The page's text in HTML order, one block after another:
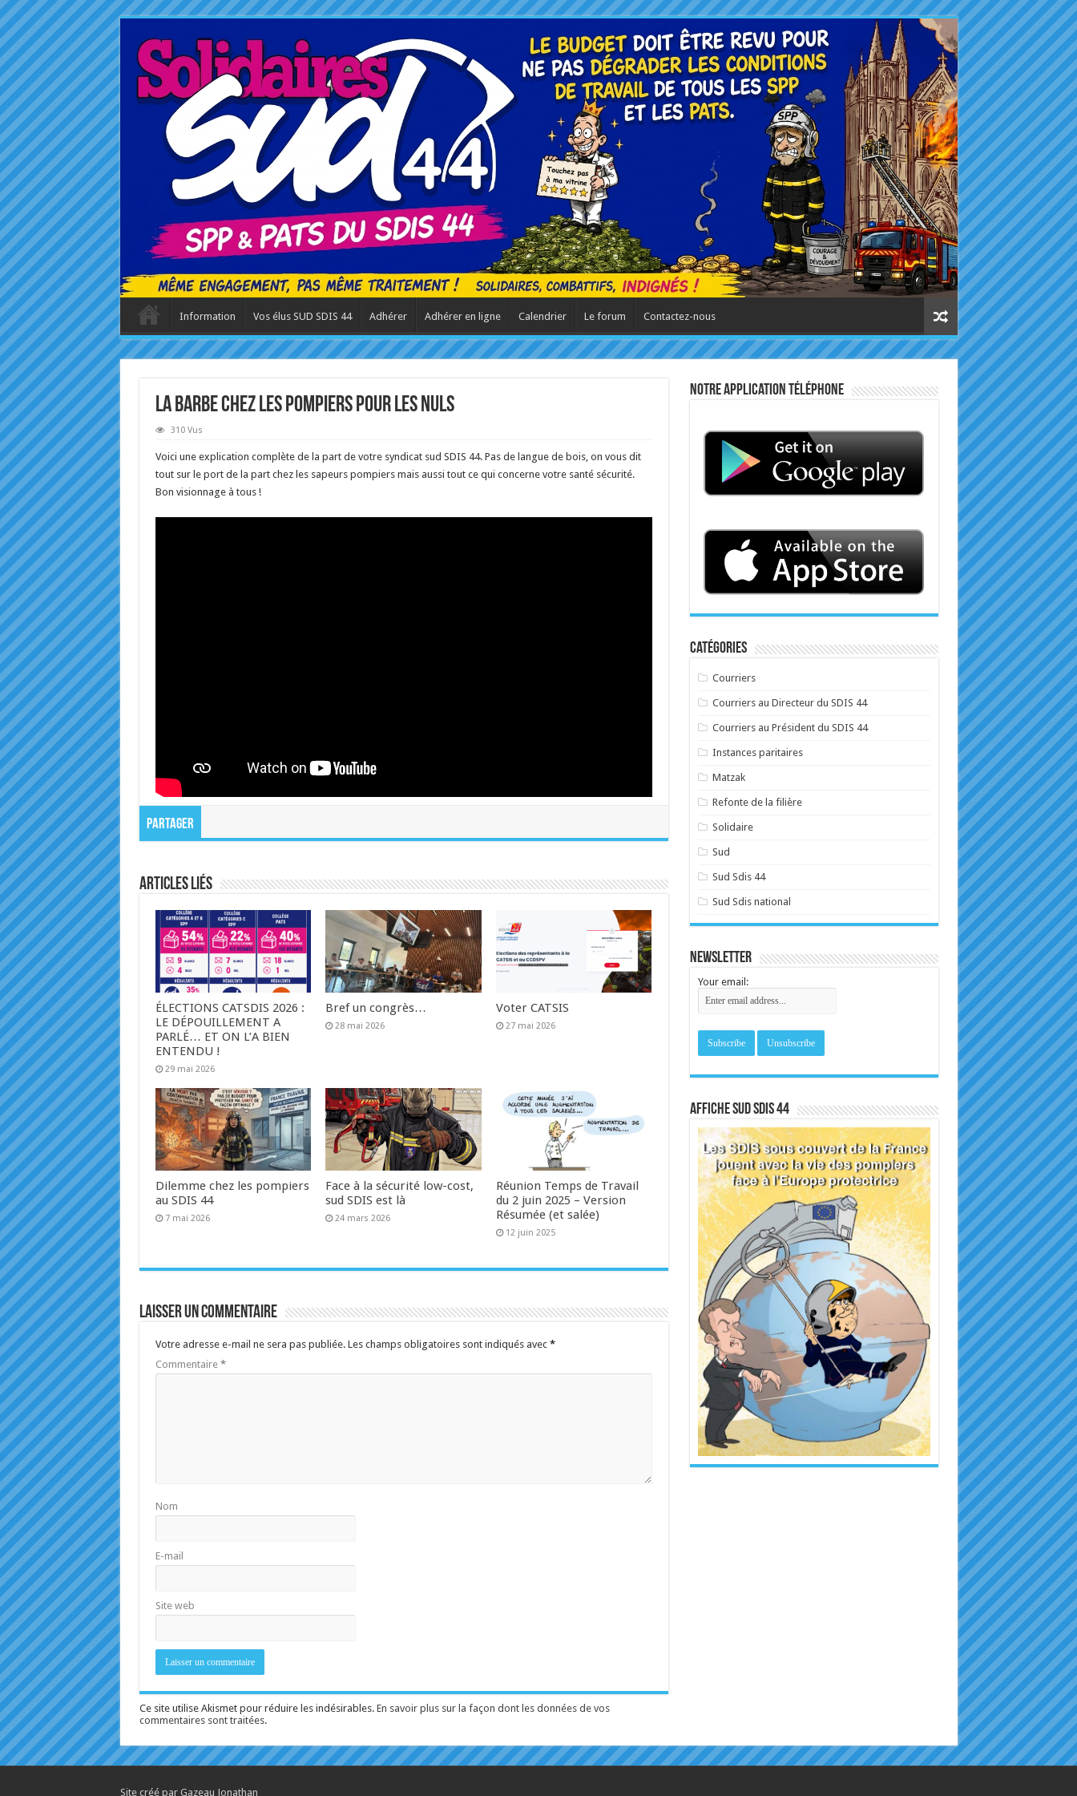
Information Vos élus SUD SDIS 44 Adhérer Adhérer en ligne Calendrier Le forum Contactez-nous
La Barbe chez les pompiers pour les nuls
310 Vus
Voici une explication complète de la part de votre syndicat sud SDIS 44. Pas de langue de bois, on vous dit
tout sur le port de la part chez les sapeurs pompiers mais aussi tout ce qui concerne votre santé sécurité.
Bon visionnage à tous !
Partager
Articles liés
ÉLECTIONS CATSDIS 2026 :
LE DÉPOUILLEMENT A
PARLÉ… ET ON L’A BIEN
ENTENDU !
29 mai 2026
Bref un congrès…
28 mai 2026
Voter CATSIS
27 mai 2026
Dilemme chez les pompiers
au SDIS 44
7 mai 2026
Face à la sécurité low-cost,
sud SDIS est là
24 mars 2026
Réunion Temps de Travail
du 2 juin 2025 – Version
Résumée (et salée)
12 juin 2025
Laisser un commentaire
Votre adresse e-mail ne sera pas publiée. Les champs obligatoires sont indiqués avec *
Commentaire *
Nom
E-mail
Site web
Ce site utilise Akismet pour réduire les indésirables. En savoir plus sur la façon dont les données de vos
commentaires sont traitées.
Notre application téléphone
Catégories
Courriers
Courriers au Directeur du SDIS 44
Courriers au Président du SDIS 44
Instances paritaires
Matzak
Refonte de la filière
Solidaire
Sud
Sud Sdis 44
Sud Sdis national
Newsletter
Your email:
Affiche sud SDIS 44
Site créé par Gazeau Jonathan